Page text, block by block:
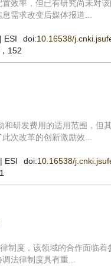
效率，但已有研究尚未对
需求改变后媒体报道...
ESI doi:10.16538/
152
研发费用的适用范围，但
次改革的创新激励效...
ESI doi:10.16538/
制度，该领域的合作面临
法律制度具有重...